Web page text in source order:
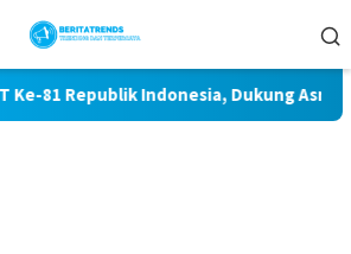
Indonesia, Dukung Asri dan